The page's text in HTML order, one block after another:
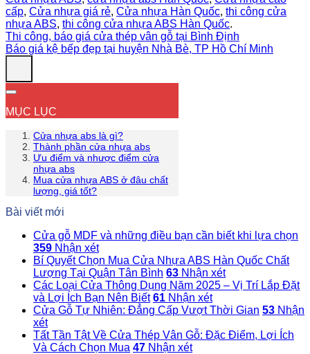
cấp, Cửa nhựa giá rẻ, Cửa nhựa Hàn Quốc, thi công cửa
nhựa ABS, thi công cửa nhựa ABS Hàn Quốc.
Thi công, báo giá cửa thép vân gỗ tại Bình Định
Báo giá kệ bếp đẹp tại huyện Nhà Bè, TP Hồ Chí Minh
MỤC LỤC
Cửa nhựa abs là gì?
Thành phần cửa nhựa abs
Ưu điểm và nhược điểm cửa
nhựa abs
Mua cửa nhựa ABS ở đâu chất
lượng, giá tốt?
Bài viết mới
Cửa gỗ MDF và những điều bạn cần biết khi lựa chọn
359 Nhận xét
Bí Quyết Chọn Mua Cửa Nhựa ABS Hàn Quốc Chất
Lượng Tại Quận Tân Bình 63 Nhận xét
Các Loại Cửa Thông Dụng Năm 2025 – Vị Trí Lắp Đặt
và Lợi Ích Bạn Nên Biết 61 Nhận xét
Cửa Gỗ Tự Nhiên: Đẳng Cấp Vượt Thời Gian 53 Nhận
xét
Tất Tần Tật Về Cửa Thép Vân Gỗ: Đặc Điểm, Lợi Ích
Và Cách Chọn Mua 47 Nhận xét